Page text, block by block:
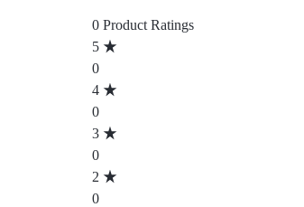
0 Product Ratings
5
0
4
0
3
0
2
0